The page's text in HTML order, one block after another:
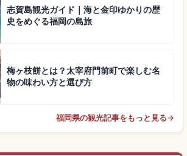
志賀島観光ガイド｜海と金印ゆかりの歴
史をめぐる福岡の島旅
梅ヶ枝餅とは？太宰府門前町で楽しむ名
物の味わい方と選び方
福岡県の観光記事をもっと見る→